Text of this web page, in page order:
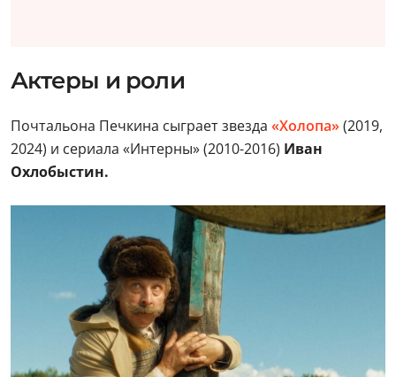
Актеры и роли
Почтальона Печкина сыграет звезда «Холопа»(2019,
2024) и сериала «Интерны» (2010-2016) Иван
Охлобыстин.